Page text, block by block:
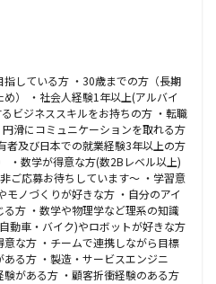
指している方 ・30歳までの方（長期
） ・社会人経験1年以上(アルバイ
ビジネススキルをお持ちの方 ・転職
滑にコミュニケーションを取れる方
者及び日本での就業経験3年以上の方
・数学が得意な方(数2Bレベル以上)
ご応募お待ちしています～ ・学習意
ノづくりが好きな方 ・自分のアイ
方 ・数学や物理学など理系の知識
動車・バイク)やロボットが好きな方
意な方 ・チームで連携しながら目標
る方 ・製造・サービスエンジニ
がある方 ・顧客折衝経験のある方